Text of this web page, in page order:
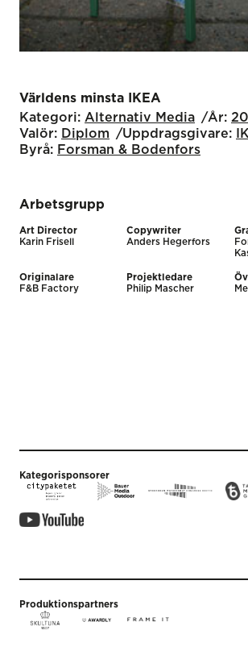
Världens minsta IKEA
Kategori: Alternativ Media År:
Valör: Diplom Uppdragsgivare:
Byrå: Forsman & Bodenfors
Arbetsgrupp
Art Director
Karin Frisell
Copywriter
Anders Hegerfors
Originalare
F&B Factory
Projektledare
Philip Mascher
Kategorisponsorer
Produktionspartners